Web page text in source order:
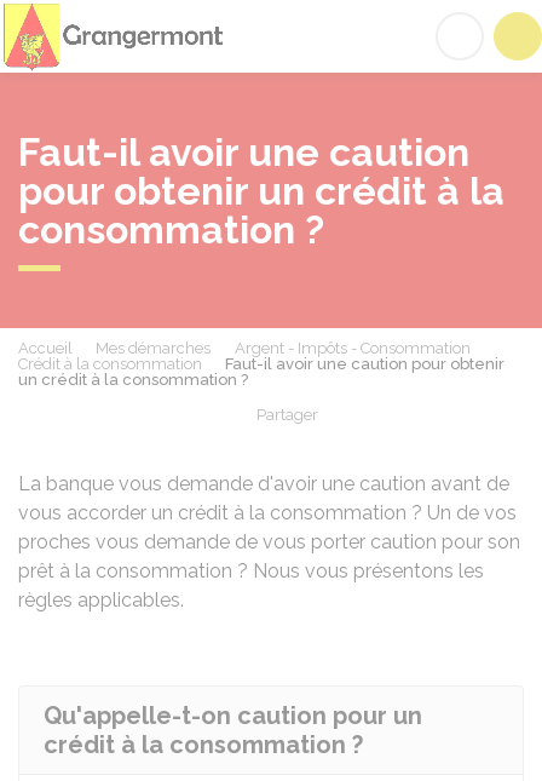
Faut-il avoir une caution
pour obtenir un crédit à la
consommation ?
Accueil Mes démarches
Argent - Impôts - Consommation
Crédit à la consommation
Faut-il avoir une caution pour obtenir
un crédit à la consommation ?
Partager
La banque vous demande d'avoir une caution avant de
vous accorder un crédit à la consommation ? Un de vos
proches vous demande de vous porter caution pour son
prêt à la consommation ? Nous vous présentons les
règles applicables.
Qu'appelle-t-on caution pour un
crédit à la consommation ?